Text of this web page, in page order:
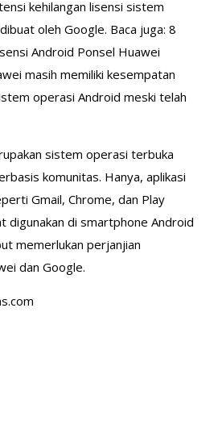
kehilangan lisensi sistem
oleh Google. Baca juga: 8
Android Ponsel Huawei
masih memiliki kesempatan
operasi Android meski telah
sistem operasi terbuka
komunitas. Hanya, aplikasi
Gmail, Chrome, dan Play
digunakan di smartphone Android
memerlukan perjanjian
dan Google.